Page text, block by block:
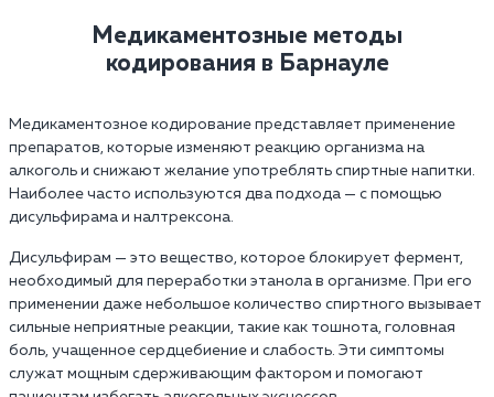
Медикаментозные методы
кодирования в Барнауле
Медикаментозное кодирование представляет применение
препаратов, которые изменяют реакцию организма на
алкоголь и снижают желание употреблять спиртные напитки.
Наиболее часто используются два подхода — с помощью
дисульфирама и налтрексона.
Дисульфирам — это вещество, которое блокирует фермент,
необходимый для переработки этанола в организме. При его
применении даже небольшое количество спиртного вызывает
сильные неприятные реакции, такие как тошнота, головная
боль, учащенное сердцебиение и слабость. Эти симптомы
служат мощным сдерживающим фактором и помогают